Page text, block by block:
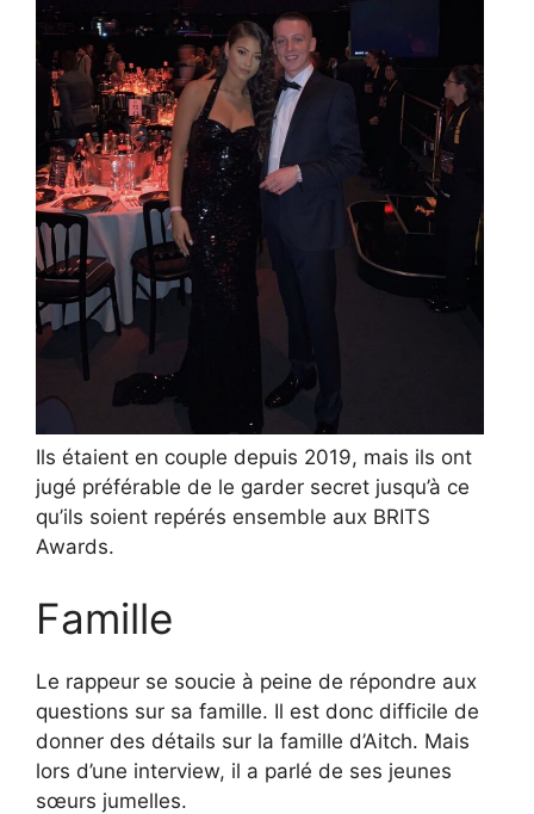
Ils étaient en couple depuis 2019, mais ils ont
jugé préférable de le garder secret jusqu’à ce
qu’ils soient repérés ensemble aux BRITS
Awards.
Famille
Le rappeur se soucie à peine de répondre aux
questions sur sa famille. Il est donc difficile de
donner des détails sur la famille d’Aitch. Mais
lors d’une interview, il a parlé de ses jeunes
sœurs jumelles.